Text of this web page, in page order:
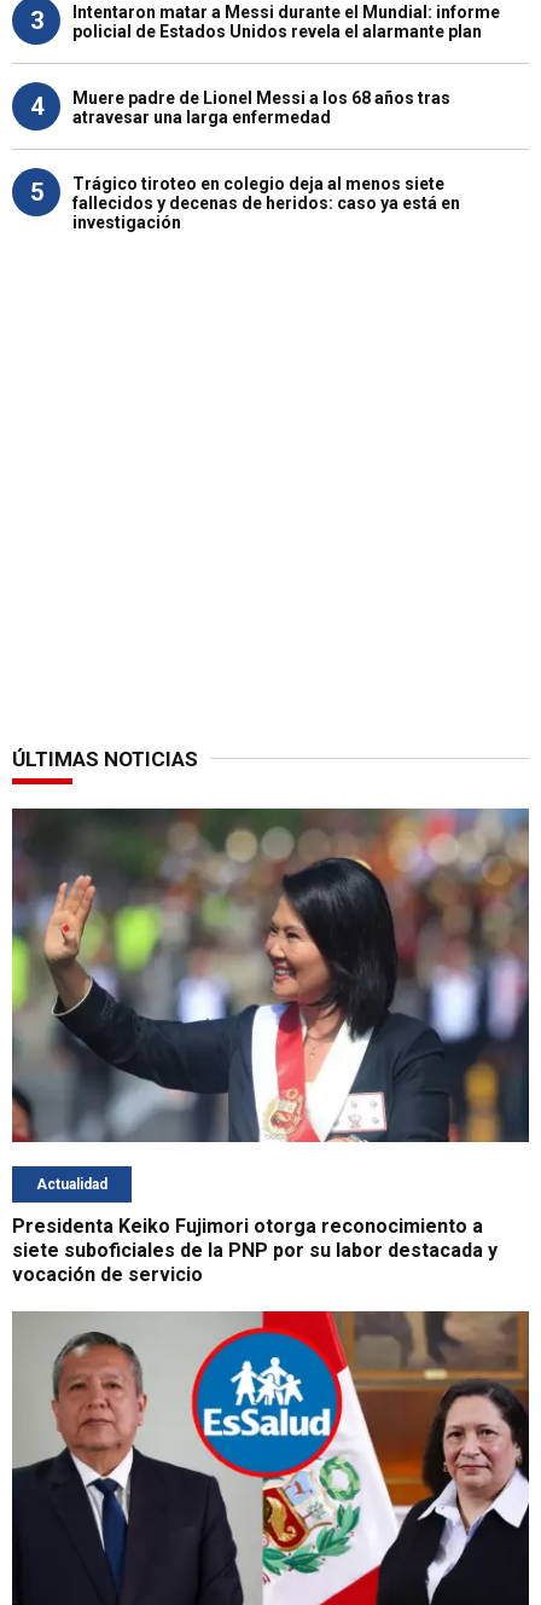
3
Intentaron matar a Messi durante el Mundial: informe
policial de Estados Unidos revela el alarmante plan
4
Muere padre de Lionel Messi a los 68 años tras
atravesar una larga enfermedad
5
Trágico tiroteo en colegio deja al menos siete
fallecidos y decenas de heridos: caso ya está en
investigación
ÚLTIMAS NOTICIAS
Actualidad
Presidenta Keiko Fujimori otorga reconocimiento a
siete suboficiales de la PNP por su labor destacada y
vocación de servicio